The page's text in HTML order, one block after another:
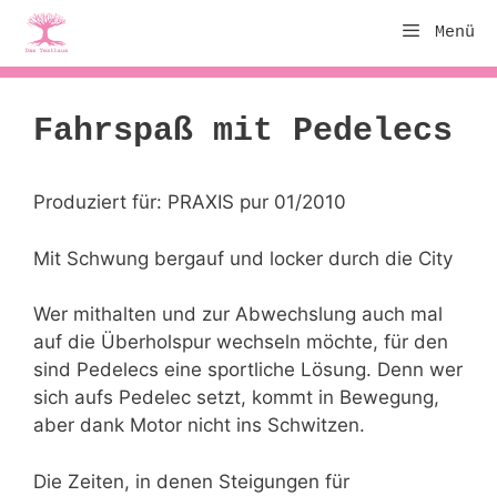
Zum
Inhalt
springen
Menü
Fahrspaß mit Pedelecs
Produziert für: PRAXIS pur 01/2010
Mit Schwung bergauf und locker durch die City
Wer mithalten und zur Abwechslung auch mal
auf die Überholspur wechseln möchte, für den
sind Pedelecs eine sportliche Lösung. Denn wer
sich aufs Pedelec setzt, kommt in Bewegung,
aber dank Motor nicht ins Schwitzen.
Die Zeiten, in denen Steigungen für